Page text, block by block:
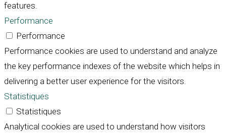
features.
Performance
Performance
Performance cookies are used to understand and analyze
the key performance indexes of the website which helps in
delivering a better user experience for the visitors.
Statistiques
Statistiques
Analytical cookies are used to understand how visitors